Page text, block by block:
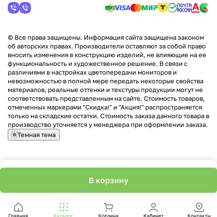
В корзину
Главная Каталог Корзина Кабинет Контакты
© Все права защищены. Информация сайта защищена законом
об авторских правах. Производители оставляют за собой право
вносить изменения в конструкцию изделий, не влияющие на ее
функциональность и художественное решение. В связи с
различиями в настройках цветопередачи мониторов и
невозможностью в полной мере передать некоторые свойства
материалов, реальные оттенки и текстуры продукции могут не
соответствовать представленным на сайте. Стоимость товаров,
отмеченных маркерами "Скидка!" и "Акция!" распространяется
только на складские остатки. Стоимость заказа данного товара в
производство уточняется у менеджера при оформлении заказа.
Темная тема